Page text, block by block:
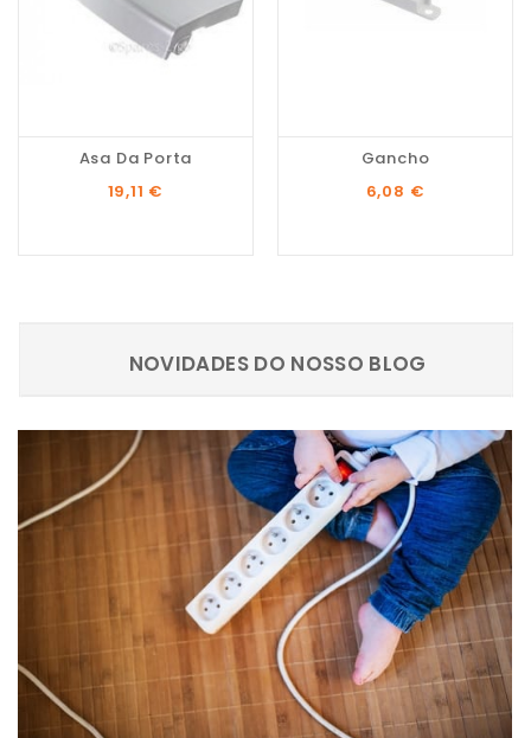
Asa Da Porta
Preço
19,11 €
Gancho
Preço
6,08 €
NOVIDADES DO NOSSO BLOG